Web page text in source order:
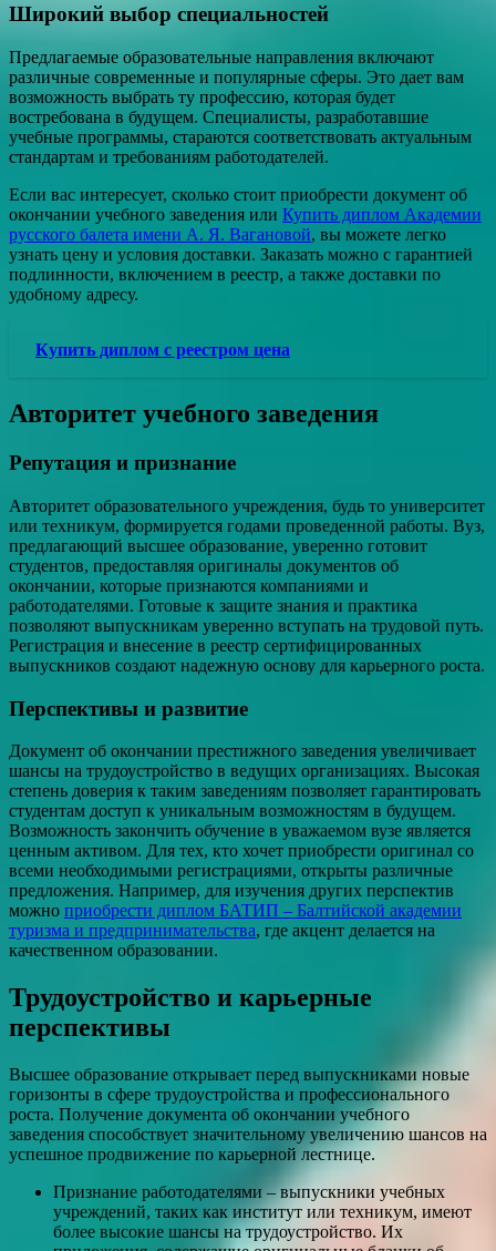
Широкий выбор специальностей
Предлагаемые образовательные направления включают
различные современные и популярные сферы. Это дает вам
возможность выбрать ту профессию, которая будет
востребована в будущем. Специалисты, разработавшие
учебные программы, стараются соответствовать актуальным
стандартам и требованиям работодателей.
Если вас интересует, сколько стоит приобрести документ об
окончании учебного заведения или Купить диплом Академии
русского балета имени А. Я. Вагановой, вы можете легко
узнать цену и условия доставки. Заказать можно с гарантией
подлинности, включением в реестр, а также доставки по
удобному адресу.
Купить диплом с реестром цена
Авторитет учебного заведения
Репутация и признание
Авторитет образовательного учреждения, будь то университет
или техникум, формируется годами проведенной работы. Вуз,
предлагающий высшее образование, уверенно готовит
студентов, предоставляя оригиналы документов об
окончании, которые признаются компаниями и
работодателями. Готовые к защите знания и практика
позволяют выпускникам уверенно вступать на трудовой путь.
Регистрация и внесение в реестр сертифицированных
выпускников создают надежную основу для карьерного роста.
Перспективы и развитие
Документ об окончании престижного заведения увеличивает
шансы на трудоустройство в ведущих организациях. Высокая
степень доверия к таким заведениям позволяет гарантировать
студентам доступ к уникальным возможностям в будущем.
Возможность закончить обучение в уважаемом вузе является
ценным активом. Для тех, кто хочет приобрести оригинал со
всеми необходимыми регистрациями, открыты различные
предложения. Например, для изучения других перспектив
можно приобрести диплом БАТИП – Балтийской академии
туризма и предпринимательства, где акцент делается на
качественном образовании.
Трудоустройство и карьерные
перспективы
Высшее образование открывает перед выпускниками новые
горизонты в сфере трудоустройства и профессионального
роста. Получение документа об окончании учебного
заведения способствует значительному увеличению шансов на
успешное продвижение по карьерной лестнице.
Признание работодателями – выпускники учебных
учреждений, таких как институт или техникум, имеют
более высокие шансы на трудоустройство. Их